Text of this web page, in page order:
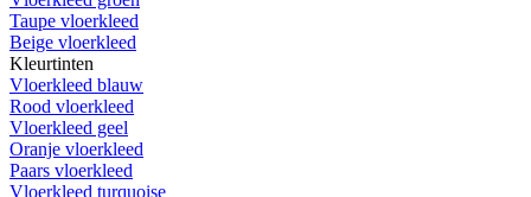
Taupe vloerkleed
Beige vloerkleed
Kleurtinten
Vloerkleed blauw
Rood vloerkleed
Vloerkleed geel
Oranje vloerkleed
Paars vloerkleed
Vloerkleed turquoise